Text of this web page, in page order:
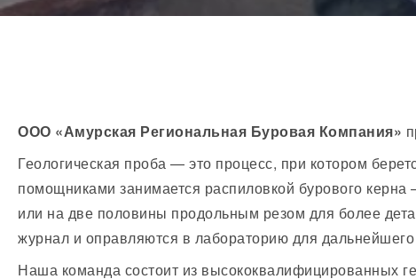
ООО «Амурская Региональная Буровая Компания»
Геологическая проба — это процесс, при котором
помощниками занимается распиловкой бурового
или на две половины продольным резом для более
журнал и оправляются в лабораторию для
Наша команда состоит из высококвалифицированных